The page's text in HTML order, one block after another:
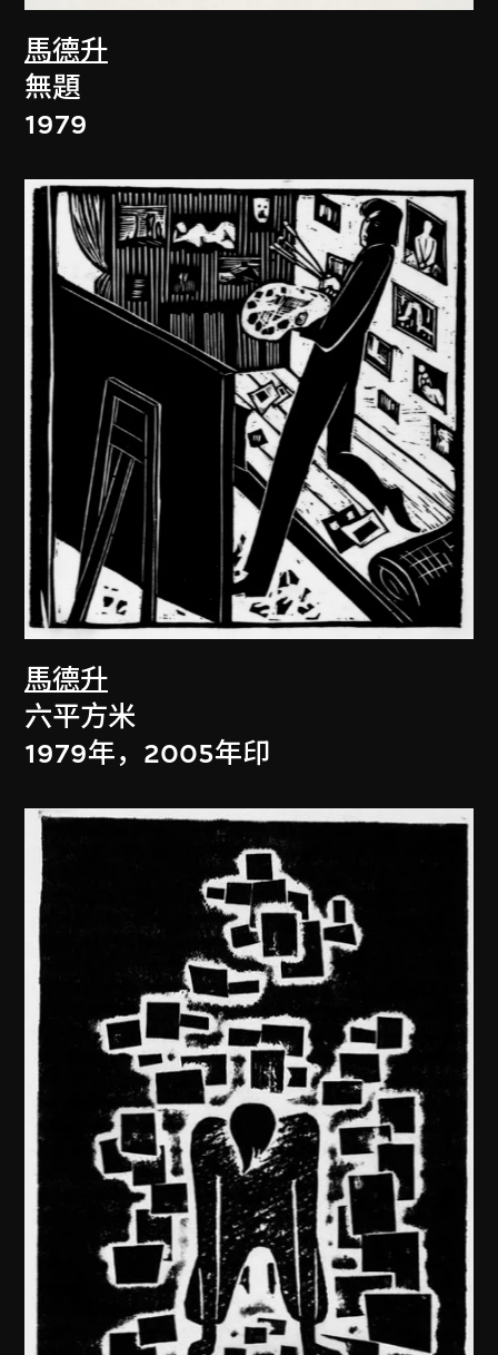
馬德升
無題
1979
馬德升
六平方米
1979年，2005年印